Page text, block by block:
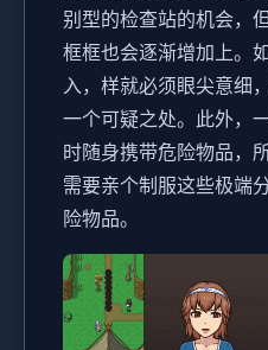
别型的检查站的机会，
框框也会逐渐增加上。
入，样就必须眼尖意细
一个可疑之处。此外，
时随身携带危险物品，
需要亲个制服这些极端
险物品。